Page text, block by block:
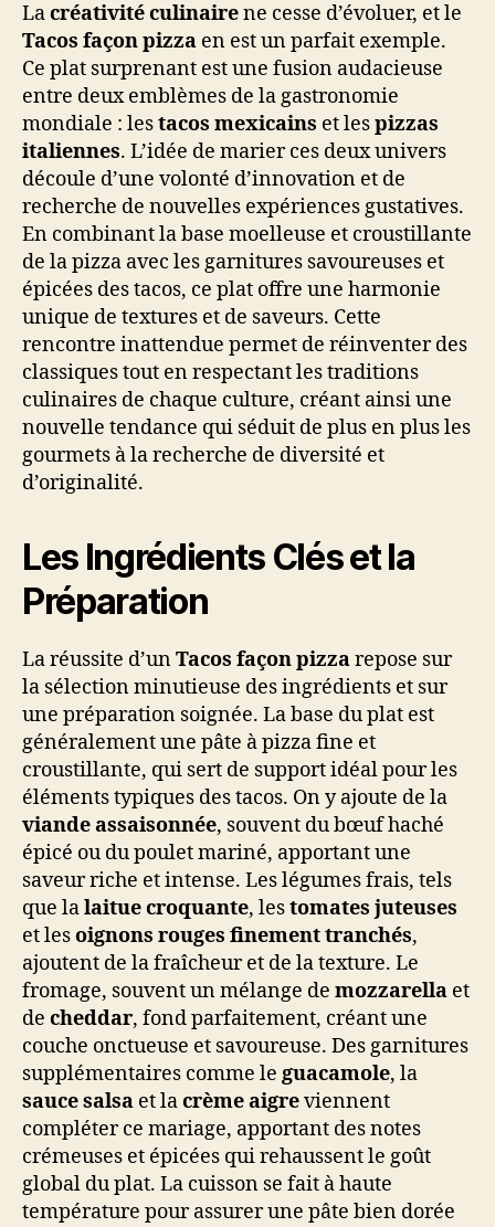
Lacréativité culinairene cesse d’évoluer, et le
Tacos façon pizza en est un parfait exemple.
Ce plat surprenant est une fusion audacieuse
entre deux emblèmes de la gastronomie
mondiale : lestacos mexicains et lespizzas
italiennes. L’idée de marier ces deux univers
découle d’une volonté d’innovation et de
recherche de nouvelles expériences gustatives.
En combinant la base moelleuse et croustillante
de la pizza avec les garnitures savoureuses et
épicées des tacos, ce plat offre une harmonie
unique de textures et de saveurs. Cette
rencontre inattendue permet de réinventer des
classiques tout en respectant les traditions
culinaires de chaque culture, créant ainsi une
nouvelle tendance qui séduit de plus en plus les
gourmets à la recherche de diversité et
d’originalité.
Les Ingrédients Clés et la
Préparation
La réussite d’unTacos façon pizzarepose sur
la sélection minutieuse des ingrédients et sur
une préparation soignée. La base du plat est
généralement une pâte à pizza fine et
croustillante, qui sert de support idéal pour les
éléments typiques des tacos. On y ajoute de la
viande assaisonnée, souvent du bœuf haché
épicé ou du poulet mariné, apportant une
saveur riche et intense. Les légumes frais, tels
que lalaitue croquante, lestomates juteuses
et lesoignons rouges finement tranchés,
ajoutent de la fraîcheur et de la texture. Le
fromage, souvent un mélange de mozzarella et
de cheddar, fond parfaitement, créant une
couche onctueuse et savoureuse. Des garnitures
supplémentaires comme le guacamole, la
sauce salsa et lacrème aigreviennent
compléter ce mariage, apportant des notes
crémeuses et épicées qui rehaussent le goût
global du plat. La cuisson se fait à haute
température pour assurer une pâte bien dorée